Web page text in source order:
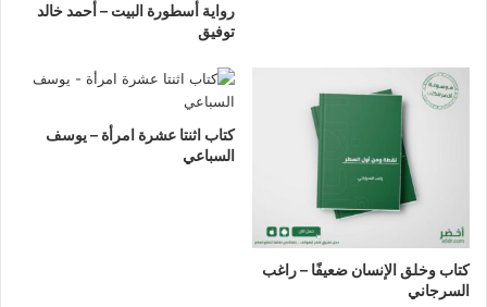
رواية أسطورة البيت – أحمد خالد
توفيق
كتاب وخلق الإنسان ضعيفًا – راغب
السرجاني
كتاب اثنتا عشرة امرأة – يوسف
السباعي